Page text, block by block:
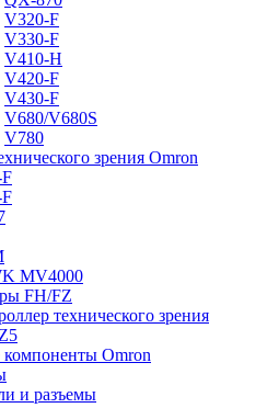
V320-F
V330-F
V410-H
V420-F
V430-F
V680/V680S
V780
зрения Omron
MV4000
FH/FZ
технического зрения
Omron
и разъемы